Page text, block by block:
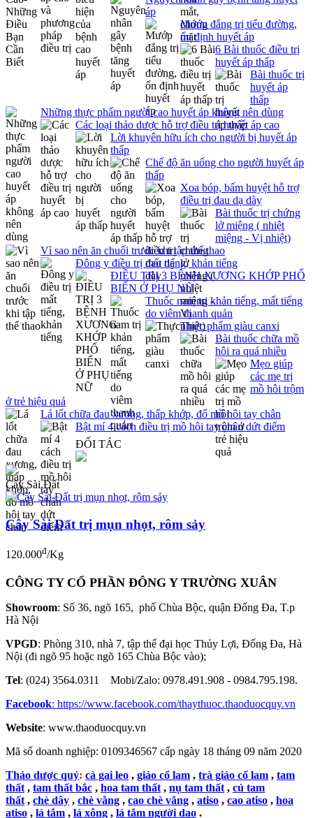
áp
Mướp đắng trị tiểu đường,
ổn định huyết áp
6 Bài thuốc điều trị
huyết áp thấp
Bài thuốc trị
huyết áp
thấp
Những thực phẩm người cao huyết áp không nên dùng
Các loại thảo dược hỗ trợ điều trị huyết áp cao
Lời khuyên hữu ích cho người bị huyết áp
thấp
Chế độ ăn uống cho người huyết áp
thấp
Xoa bóp, bấm huyệt hỗ trợ
điều trị đau dạ dày
Bài thuốc trị chứng
lở miệng ( nhiệt
miệng - Vị nhiệt)
Vì sao nên ăn chuối trước khi tập thể thao
Đông y điều trị mất tiếng, khản tiếng
ĐIỀU TRỊ 3 BỆNH XƯƠNG KHỚP PHỔ
BIẾN Ở PHỤ NỮ
Thuốc nam trị khản tiếng, mất tiếng
do viêm thanh quản
Thực phẩm giàu canxi
Bài thuốc chữa mồ
hôi ra quá nhiều
Mẹo giúp
các mẹ trị
mồ hôi trộm
ở trẻ hiệu quả
Lá lốt chữa đau xương, thấp khớp, đổ mồ hôi tay chân
Bật mí 4 cách điều trị mồ hôi tay chân dứt điểm
ĐỐI TÁC
Cây Sài Đất
Cây Sài Đất trị mụn nhọt, rôm sảy
120.000đ/Kg
CÔNG TY CỔ PHẦN ĐÔNG Y TRƯỜNG XUÂN
Showroom: Số 36, ngõ 165, phố Chùa Bộc, quận Đống Đa, T.p
Hà Nội
VPGD: Phòng 310, nhà 7, tập thể đại học Thủy Lợi, Đống Đa, Hà
Nội (đi ngõ 95 hoặc ngõ 165 Chùa Bộc vào);
Tel: (024) 3564.0311 Mobi/Zalo: 0978.491.908 - 0984.795.198.
Facebook: https://www.facebook.com/thaythuoc.thaoduocquy.vn
Website: www.thaoduocquy.vn
Mã số doanh nghiệp: 0109346567 cấp ngày 18 tháng 09 năm 2020
Thảo dược quý: cà gai leo , giảo cổ lam , trà giảo cổ lam , tam
thất , tam thất bắc , hoa tam thất , nụ tam thất , củ tam
thất , chè dây , chè vằng , cao chè vằng , atiso , cao atiso , hoa
atiso , lá tắm , lá xông , lá tắm người dao .